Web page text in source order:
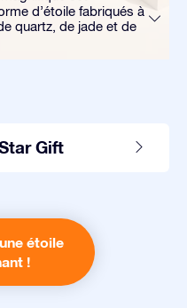
d’étoile fabriqués à
quartz, de jade et de
Gift
étoile
!